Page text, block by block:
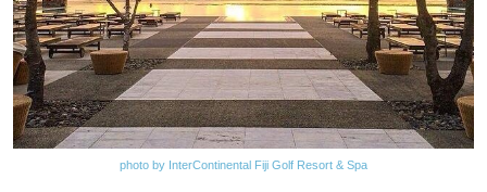
photo by InterContinental Fiji Golf Resort & Spa